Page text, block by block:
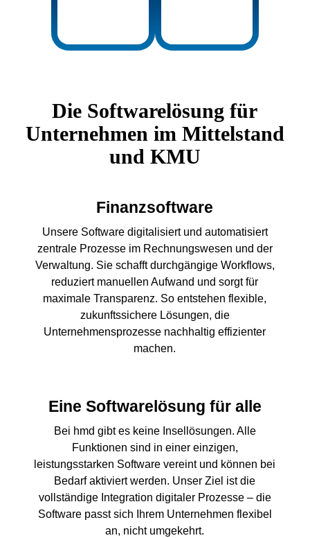
Die Softwarelösung für
Unternehmen im Mittelstand
und KMU
Finanzsoftware
Unsere Software digitalisiert und automatisiert
zentrale Prozesse im Rechnungswesen und der
Verwaltung. Sie schafft durchgängige Workflows,
reduziert manuellen Aufwand und sorgt für
maximale Transparenz. So entstehen flexible,
zukunftssichere Lösungen, die
Unternehmensprozesse nachhaltig effizienter
machen.
Eine Softwarelösung für alle
Bei hmd gibt es keine Insellösungen. Alle
Funktionen sind in einer einzigen,
leistungsstarken Software vereint und können bei
Bedarf aktiviert werden. Unser Ziel ist die
vollständige Integration digitaler Prozesse – die
Software passt sich Ihrem Unternehmen flexibel
an, nicht umgekehrt.